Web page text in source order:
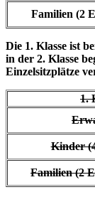
Familien (2
Die 1. Klasse ist
in der 2. Klasse
Einzelsitzplätze
1.
Kinder
Familien (2